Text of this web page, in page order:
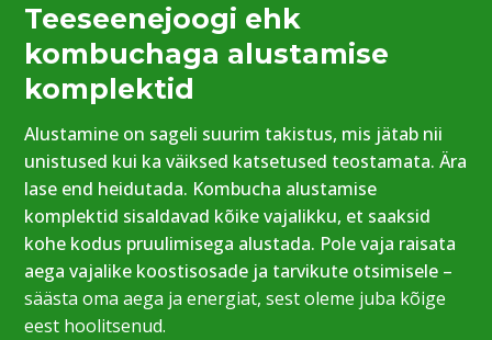
Teeseenejoogi ehk
kombuchaga alustamise
komplektid
Alustamine on sageli suurim takistus, mis jätab nii
unistused kui ka väiksed katsetused teostamata. Ära
lase end heidutada. Kombucha alustamise
komplektid sisaldavad kõike vajalikku, et saaksid
kohe kodus pruulimisega alustada. Pole vaja raisata
aega vajalike koostisosade ja tarvikute otsimisele –
säästa oma aega ja energiat, sest oleme juba kõige
eest hoolitsenud.